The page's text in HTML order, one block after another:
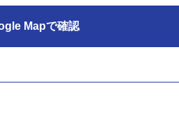
Mapで確認